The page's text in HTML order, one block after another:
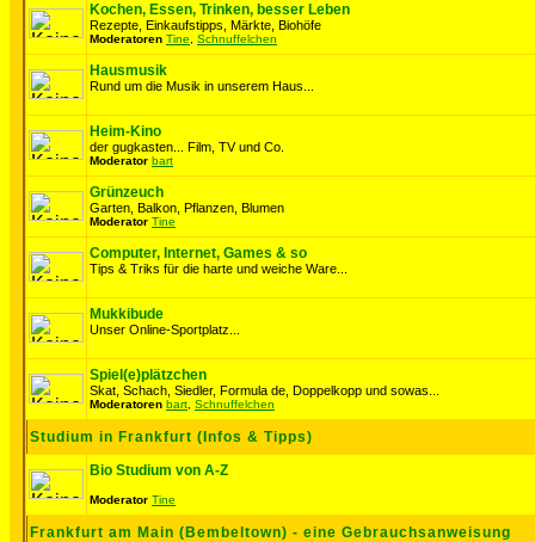
Kochen, Essen, Trinken, besser Leben
Rezepte, Einkaufstipps, Märkte, Biohöfe
Moderatoren Tine Schnuffelchen
Hausmusik
Rund um die Musik in unserem Haus...
Heim-Kino
der gugkasten... Film, TV und Co.
Moderator bart
Grünzeuch
Garten, Balkon, Pflanzen, Blumen
Moderator Tine
Computer, Internet, Games & so
Tips & Triks für die harte und weiche Ware...
Mukkibude
Unser Online-Sportplatz...
Spiel(e)plätzchen
Skat, Schach, Siedler, Formula de, Doppelkopp und sowas...
Moderatoren bart Schnuffelchen
Studium in Frankfurt (Infos & Tipps)
Bio Studium von A-Z
Moderator Tine
Frankfurt am Main (Bembeltown) - eine Gebrauchsanweisung